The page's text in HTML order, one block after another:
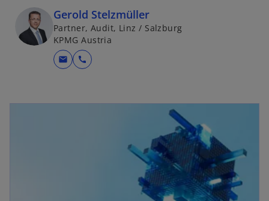
i
n
Gerold Stelzmüller
Partner, Audit, Linz / Salzburg
KPMG Austria
mail call